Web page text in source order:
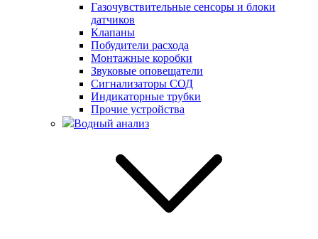
Газочувствительные сенсоры и блоки
датчиков
Клапаны
Побудители расхода
Монтажные коробки
Звуковые оповещатели
Сигнализаторы СОД
Индикаторные трубки
Прочие устройства
Водный анализ